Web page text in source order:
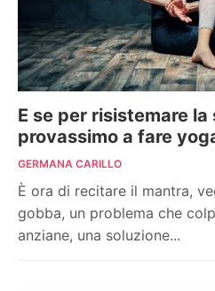
E se per risistemare la
provassimo a fare
GERMANA CARILLO
È ora di recitare il mantra,
gobba, un problema che
anziane, una soluzione...